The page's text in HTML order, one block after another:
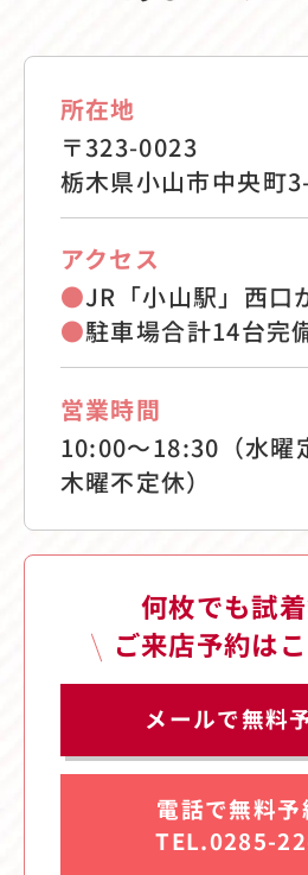
所在地
〒323-0023
栃木県小山市中央町
アクセス
●JR「小山駅」西口
●駐車場合計14台完
営業時間
10:00〜18:30（水曜
木曜不定休）
何枚でも試
ご来店予約は
メールで無料
電話で無料予
TEL.0285-